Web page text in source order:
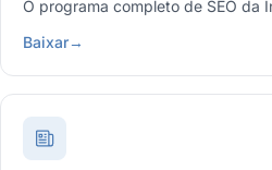
O programa completo de SEO da
Baixar→